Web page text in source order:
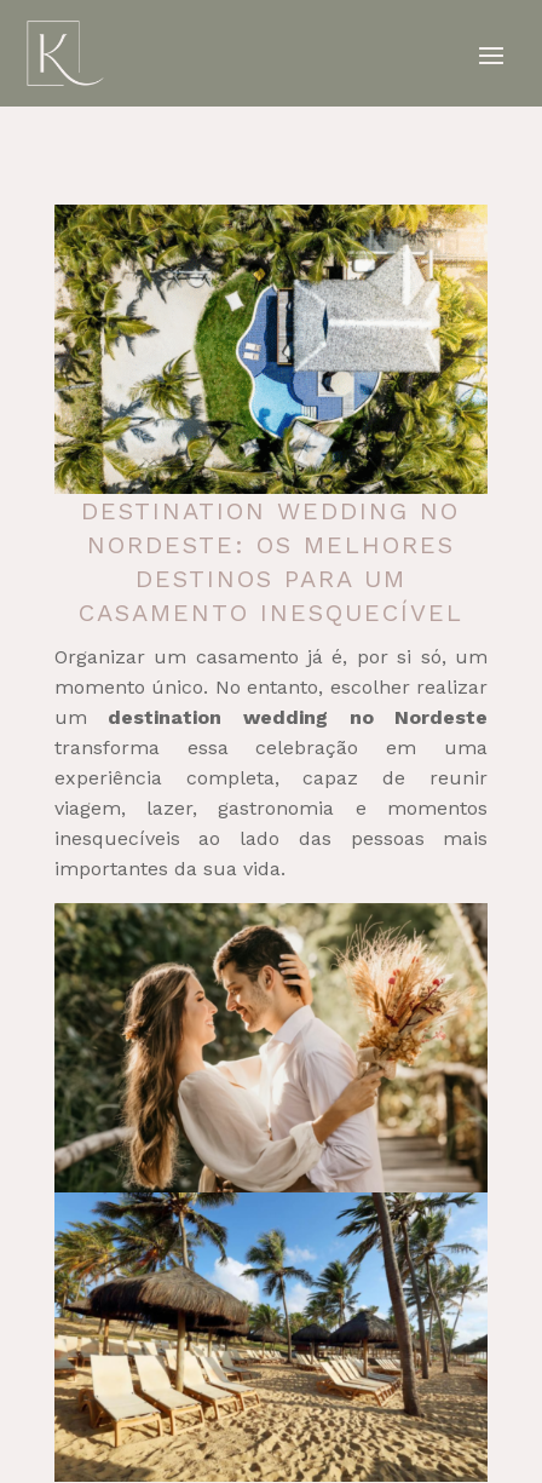
DESTINATION WEDDING NO
NORDESTE: OS MELHORES
DESTINOS PARA UM
CASAMENTO INESQUECÍVEL
Organizar um casamento já é, por si só, um
momento único. No entanto, escolher realizar
um destination wedding no Nordeste
transforma essa celebração em uma
experiência completa, capaz de reunir
viagem, lazer, gastronomia e momentos
inesquecíveis ao lado das pessoas mais
importantes da sua vida.